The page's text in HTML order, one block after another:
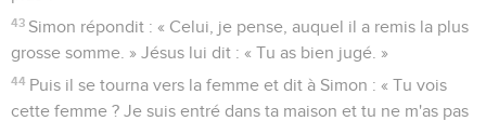
43 Simon répondit : « Celui, je pense, auquel il a remis la plus
grosse somme. » Jésus lui dit : « Tu as bien jugé. »
44 Puis il se tourna vers la femme et dit à Simon : « Tu vois
cette femme ? Je suis entré dans ta maison et tu ne m'as pas